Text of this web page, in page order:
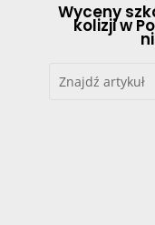
Wyceny
kolizji w